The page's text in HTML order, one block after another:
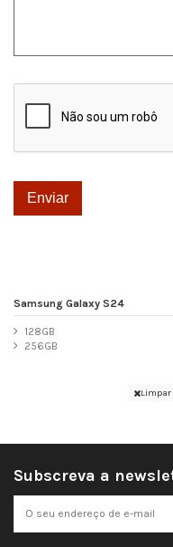
Samsung Galaxy S24
128GB
256GB
Subscreva a